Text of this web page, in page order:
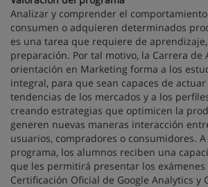
Analizar y comprender el
consumen o adquieren determinados
es una tarea que requiere de
preparación. Por tal motivo, la Carrera de
orientación en Marketing forma a los
integral, para que sean capaces de
tendencias de los mercados y a los
creando estrategias que optimicen la
generen nuevas maneras interacción
usuarios, compradores o consumidores.
programa, los alumnos reciben una
que les permitirá presentar los
Certificación Oficial de Google Analytics y